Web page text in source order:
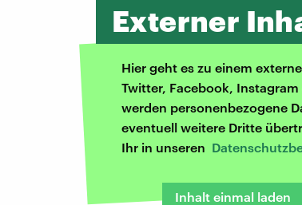
Externer
Hier geht es zu einem
Twitter, Facebook,
werden personenbezogene
eventuell weitere Dritte
Ihr in unseren
Inhalt einmal laden